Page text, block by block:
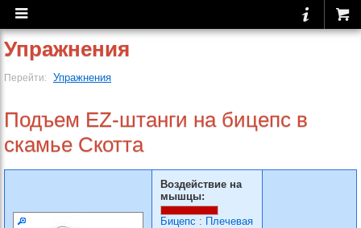
Упражнения
Перейти: Упражнения
Подъем EZ-штанги на бицепс в
скамье Скотта
Воздействие на
мышцы:
Бицепс : Плечевая